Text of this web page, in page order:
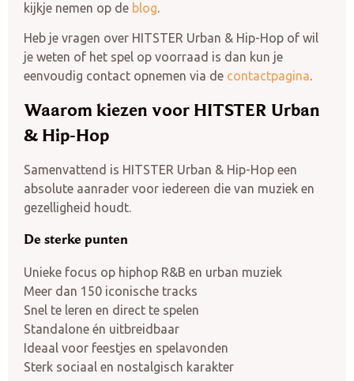
kijkje nemen op de blog.
Heb je vragen over HITSTER Urban & Hip-Hop of wil
je weten of het spel op voorraad is dan kun je
eenvoudig contact opnemen via de contactpagina.
Waarom kiezen voor HITSTER Urban
& Hip-Hop
Samenvattend is HITSTER Urban & Hip-Hop een
absolute aanrader voor iedereen die van muziek en
gezelligheid houdt.
De sterke punten
Unieke focus op hiphop R&B en urban muziek
Meer dan 150 iconische tracks
Snel te leren en direct te spelen
Standalone én uitbreidbaar
Ideaal voor feestjes en spelavonden
Sterk sociaal en nostalgisch karakter